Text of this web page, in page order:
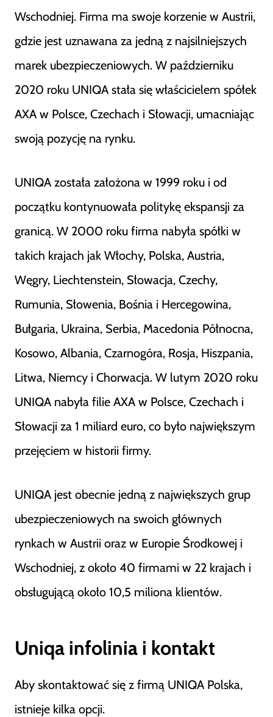
Wschodniej. Firma ma swoje korzenie w Austrii,
gdzie jest uznawana za jedną z najsilniejszych
marek ubezpieczeniowych. W październiku
2020 roku UNIQA stała się właścicielem spółek
AXA w Polsce, Czechach i Słowacji, umacniając
swoją pozycję na rynku​​.
UNIQA została założona w 1999 roku i od
początku kontynuowała politykę ekspansji za
granicą. W 2000 roku firma nabyła spółki w
takich krajach jak Włochy, Polska, Austria,
Węgry, Liechtenstein, Słowacja, Czechy,
Rumunia, Słowenia, Bośnia i Hercegowina,
Bułgaria, Ukraina, Serbia, Macedonia Północna,
Kosowo, Albania, Czarnogóra, Rosja, Hiszpania,
Litwa, Niemcy i Chorwacja. W lutym 2020 roku
UNIQA nabyła filie AXA w Polsce, Czechach i
Słowacji za 1 miliard euro, co było największym
przejęciem w historii firmy​​.
UNIQA jest obecnie jedną z największych grup
ubezpieczeniowych na swoich głównych
rynkach w Austrii oraz w Europie Środkowej i
Wschodniej, z około 40 firmami w 22 krajach i
obsługującą około 10,5 miliona klientów​​.
Uniqa infolinia i kontakt
Aby skontaktować się z firmą UNIQA Polska,
istnieje kilka opcji.